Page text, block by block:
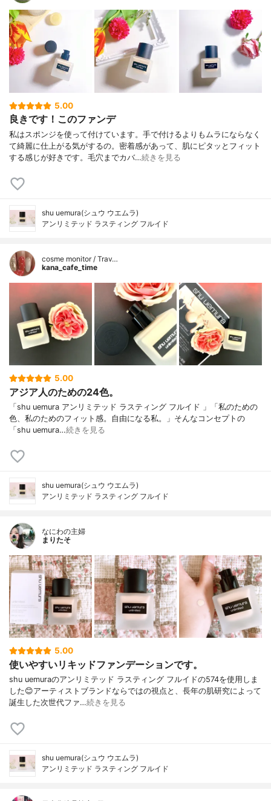
5.00
良きです！このファンデ
私はスポンジを使って付けています。手で付けるよりもムラにならなく
て綺麗に仕上がる気がするの。密着感があって、肌にピタッとフィット
する感じが好きです。毛穴までカバ…続きを見る
shu uemura(シュウ ウエムラ)
アンリミテッド ラスティング フルイド
cosme monitor / Trav…
kana_cafe_time
5.00
アジア人のための24色。
「shu uemura アンリミテッド ラスティング フルイド 」「私のための
色、私のためのフィット感。自由になる私。」そんなコンセプトの
「shu uemura…続きを見る
shu uemura(シュウ ウエムラ)
アンリミテッド ラスティング フルイド
なにわの主婦
まりたそ
5.00
使いやすいリキッドファンデーションです。
shu uemuraのアンリミテッド ラスティング フルイドの574を使用しま
した😊アーティストブランドならではの視点と、長年の肌研究によって
誕生した次世代ファ…続きを見る
shu uemura(シュウ ウエムラ)
アンリミテッド ラスティング フルイド